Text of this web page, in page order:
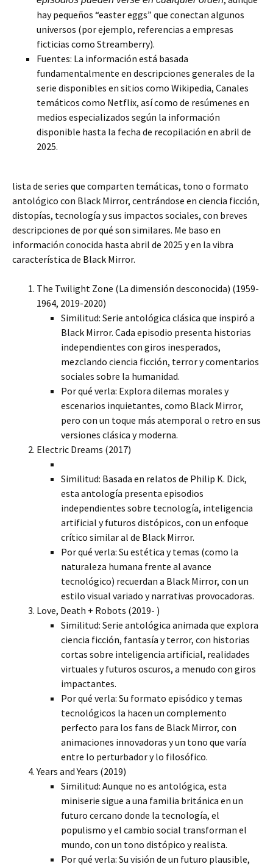
hay pequeños “easter eggs” que conectan algunos
universos (por ejemplo, referencias a empresas
ficticias como Streamberry).
Fuentes: La información está basada
fundamentalmente en descripciones generales de la
serie disponibles en sitios como Wikipedia, Canales
temáticos como Netflix, así como de resúmenes en
medios especializados según la información
disponible hasta la fecha de recopilación en abril de
2025.
lista de series que comparten temáticas, tono o formato
antológico con Black Mirror, centrándose en ciencia ficción,
distopías, tecnología y sus impactos sociales, con breves
descripciones de por qué son similares. Me baso en
información conocida hasta abril de 2025 y en la vibra
característica de Black Mirror.
The Twilight Zone (La dimensión desconocida) (1959-
1964, 2019-2020)
Similitud: Serie antológica clásica que inspiró a
Black Mirror. Cada episodio presenta historias
independientes con giros inesperados,
mezclando ciencia ficción, terror y comentarios
sociales sobre la humanidad.
Por qué verla: Explora dilemas morales y
escenarios inquietantes, como Black Mirror,
pero con un toque más atemporal o retro en sus
versiones clásica y moderna.
Electric Dreams (2017)
Similitud: Basada en relatos de Philip K. Dick,
esta antología presenta episodios
independientes sobre tecnología, inteligencia
artificial y futuros distópicos, con un enfoque
crítico similar al de Black Mirror.
Por qué verla: Su estética y temas (como la
naturaleza humana frente al avance
tecnológico) recuerdan a Black Mirror, con un
estilo visual variado y narrativas provocadoras.
Love, Death + Robots (2019- )
Similitud: Serie antológica animada que explora
ciencia ficción, fantasía y terror, con historias
cortas sobre inteligencia artificial, realidades
virtuales y futuros oscuros, a menudo con giros
impactantes.
Por qué verla: Su formato episódico y temas
tecnológicos la hacen un complemento
perfecto para los fans de Black Mirror, con
animaciones innovadoras y un tono que varía
entre lo perturbador y lo filosófico.
Years and Years (2019)
Similitud: Aunque no es antológica, esta
miniserie sigue a una familia británica en un
futuro cercano donde la tecnología, el
populismo y el cambio social transforman el
mundo, con un tono distópico y realista.
Por qué verla: Su visión de un futuro plausible,